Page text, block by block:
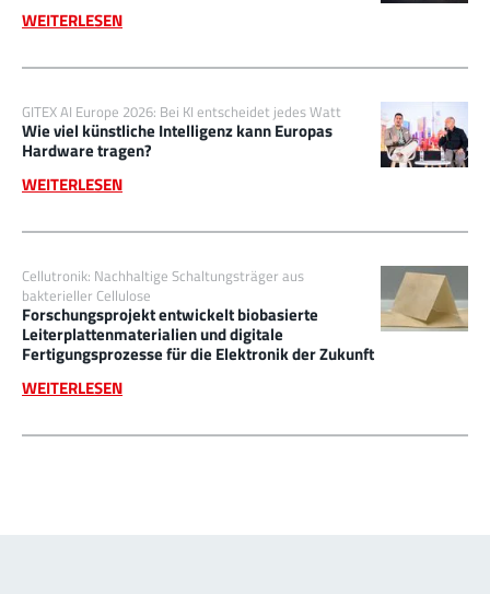
WEITERLESEN
GITEX AI Europe 2026: Bei KI entscheidet jedes Watt
Wie viel künstliche Intelligenz kann Europas
Hardware tragen?
WEITERLESEN
Cellutronik: Nachhaltige Schaltungsträger aus
bakterieller Cellulose
Forschungsprojekt entwickelt biobasierte
Leiterplattenmaterialien und digitale
Fertigungsprozesse für die Elektronik der Zukunft
WEITERLESEN